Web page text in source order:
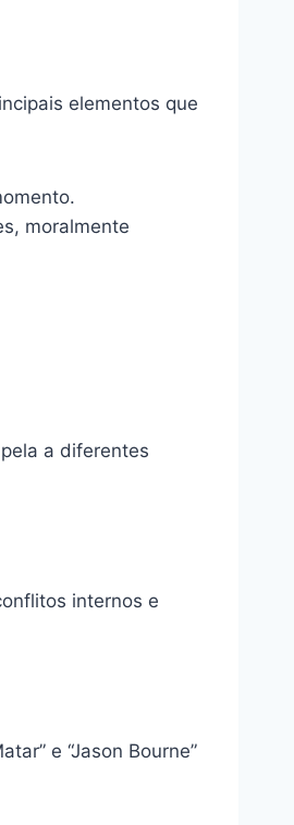
elementos que
moralmente
a diferentes
internos e
e “Jason Bourne”